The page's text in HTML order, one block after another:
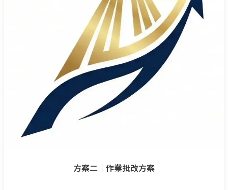
方案二｜作業批改方案